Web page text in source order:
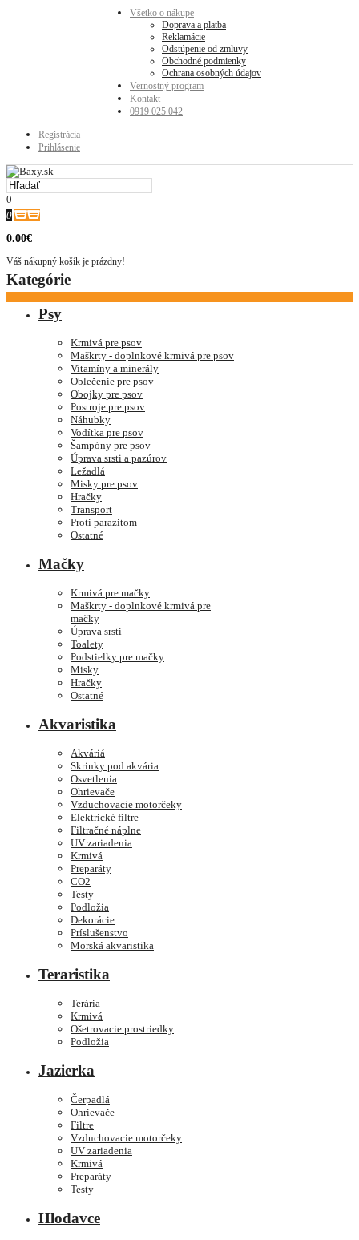
Všetko o nákupe
Doprava a platba
Reklamácie
Odstúpenie od zmluvy
Obchodné podmienky
Ochrana osobných údajov
Vernostný program
Kontakt
0919 025 042
Registrácia
Prihlásenie
0
0
0.00€
Váš nákupný košík je prázdny!
Kategórie
Psy
Krmivá pre psov
Maškrty - doplnkové krmivá pre psov
Vitamíny a minerály
Oblečenie pre psov
Obojky pre psov
Postroje pre psov
Náhubky
Vodítka pre psov
Šampóny pre psov
Úprava srsti a pazúrov
Ležadlá
Misky pre psov
Hračky
Transport
Proti parazitom
Ostatné
Mačky
Krmivá pre mačky
Maškrty - doplnkové krmivá pre
mačky
Úprava srsti
Toalety
Podstielky pre mačky
Misky
Hračky
Ostatné
Akvaristika
Akváriá
Skrinky pod akvária
Osvetlenia
Ohrievače
Vzduchovacie motorčeky
Elektrické filtre
Filtračné náplne
UV zariadenia
Krmivá
Preparáty
CO2
Testy
Podložia
Dekorácie
Príslušenstvo
Morská akvaristika
Teraristika
Terária
Krmivá
Ošetrovacie prostriedky
Podložia
Jazierka
Čerpadlá
Ohrievače
Filtre
Vzduchovacie motorčeky
UV zariadenia
Krmivá
Preparáty
Testy
Hlodavce